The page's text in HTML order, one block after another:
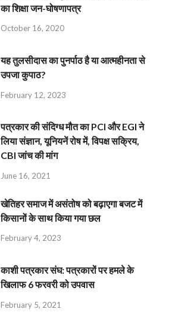
का शिक्षा जन-घोषणापत्र
October 16, 2020
यह तुलसीदास का पुनर्पाठ है या आत्महीनता से
उपजा कुपाठ?
February 12, 2023
पत्रकार की संदिग्ध मौत का PCI और EGI ने
लिया संज्ञान, यूनियनें रोष में, विपक्ष सक्रिय,
CBI जांच की मांग
June 16, 2021
खेतिहर समाज में असंतोष को बढ़ाएगा बजट में
किसानों के साथ किया गया छल
February 4, 2023
काशी पत्रकार संघ: पत्रकारों पर हमले के
खिलाफ 6 फरवरी को उपवास
February 5, 2021